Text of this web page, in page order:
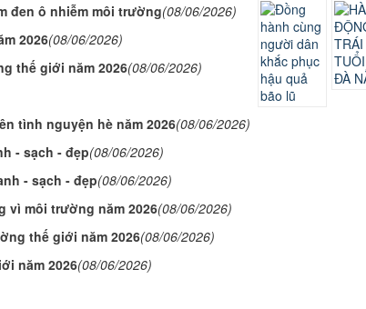
đen ô nhiễm môi trường(08/06/2026)
2026(08/06/2026)
thế giới năm 2026(08/06/2026)
tình nguyện hè năm 2026(08/06/2026)
- sạch - đẹp(08/06/2026)
- sạch - đẹp(08/06/2026)
vì môi trường năm 2026(08/06/2026)
thế giới năm 2026(08/06/2026)
năm 2026(08/06/2026)